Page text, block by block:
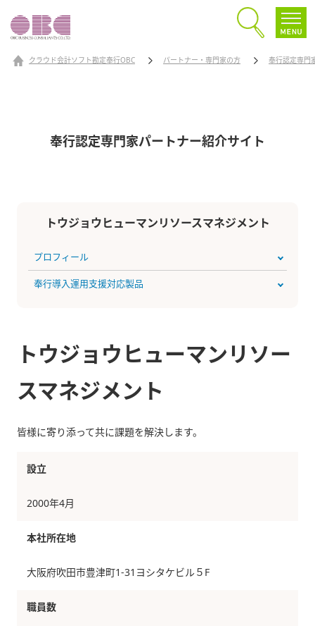
クラウド会計ソフト勘定奉行OBC パートナー・専門家の方 奉行認定専門
奉行認定専門家パートナー紹介サイト
トウジョウヒューマンリソースマネジメント
プロフィール
奉行導入運用支援対応製品
トウジョウヒューマンリソー
スマネジメント
皆様に寄り添って共に課題を解決します。
設立
2000年4月
本社所在地
大阪府吹田市豊津町1-31ヨシタケビル５F
職員数